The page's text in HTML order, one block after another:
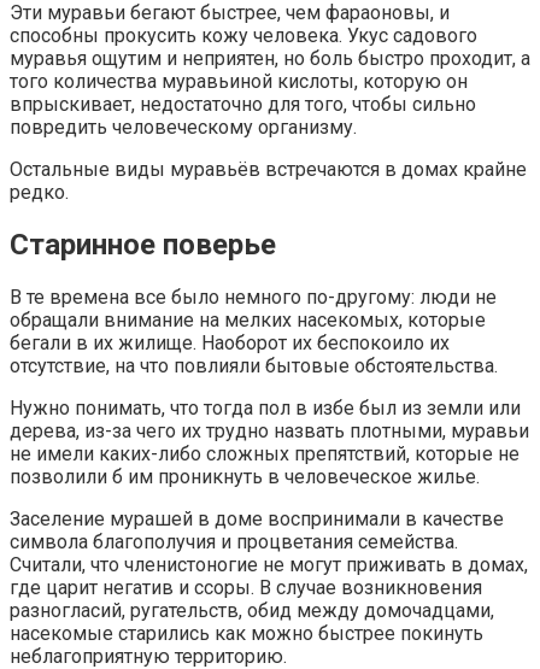
Эти муравьи бегают быстрее, чем фараоновы, и
способны прокусить кожу человека. Укус садового
муравья ощутим и неприятен, но боль быстро проходит, а
того количества муравьиной кислоты, которую он
впрыскивает, недостаточно для того, чтобы сильно
повредить человеческому организму.
Остальные виды муравьёв встречаются в домах крайне
редко.
Старинное поверье
В те времена все было немного по-другому: люди не
обращали внимание на мелких насекомых, которые
бегали в их жилище. Наоборот их беспокоило их
отсутствие, на что повлияли бытовые обстоятельства.
Нужно понимать, что тогда пол в избе был из земли или
дерева, из-за чего их трудно назвать плотными, муравьи
не имели каких-либо сложных препятствий, которые не
позволили б им проникнуть в человеческое жилье.
Заселение мурашей в доме воспринимали в качестве
символа благополучия и процветания семейства.
Считали, что членистоногие не могут приживать в домах,
где царит негатив и ссоры. В случае возникновения
разногласий, ругательств, обид между домочадцами,
насекомые старились как можно быстрее покинуть
неблагоприятную территорию.